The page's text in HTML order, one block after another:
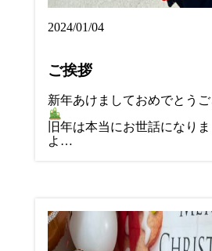
2024/01/04
ご挨拶
新年あけましておめでとう
旧年は本当にお世話になり
よ…